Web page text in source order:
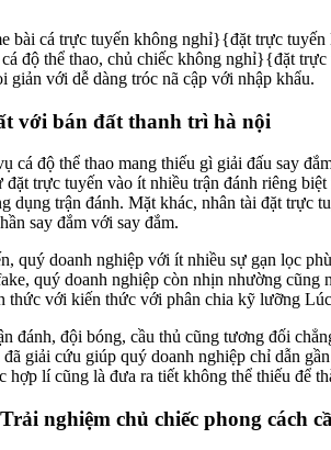
bài cá trực tuyến không nghỉ}{đặt trực
độ thể thao, chủ chiếc không nghỉ}{đặt
giản với dễ dàng tróc nã cập với nhập khẩu.
với bán đất thanh trì hà nội
cá độ thể thao mang thiếu gì giải đấu say
trực tuyến vào ít nhiều trận đánh riêng
dụng trận đánh. Mặt khác, nhân tài đặt
say đắm với say đắm.
quý doanh nghiệp với ít nhiều sự gạn lọc
quý doanh nghiệp còn nhịn nhường
thức với kiến thức với phân chia kỹ lưỡng
đánh, đội bóng, cầu thủ cũng tương đối
giải cứu giúp quý doanh nghiệp chỉ dẫn
lí cũng là đưa ra tiết không thể thiếu để
nghiệm chủ chiếc phong cách